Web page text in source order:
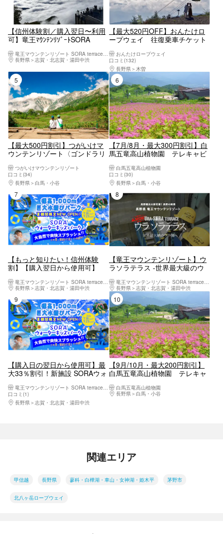
【信州体験割／購入翌日〜利用
可】竜王ﾏｳﾝﾃﾝﾘｿﾞｰﾄSORA
1日 11/8迄
長野県
志賀・北志賀・湯田中渋
【最大520円OFF】おんたけロ
ープウェイ 往復乗車チケット
換え）
おんたけロープウェイ
口コミ(132)
長野県
木曽
【最大500円割引】つがいけマ
ウンテンリゾート〈ゴンドラリ
料〉つがいけマウンテンリゾート
口コミ(34)
長野県
白馬・小谷
【7月/8月・最大300円割引】白
馬五竜高山植物園 テレキャビ
日フリー乗車）
白馬五竜高山植物園
口コミ(30)
長野県
白馬・小谷
7位
【もっと知りたい！信州体験
割】【購入翌日から使用可】
1日入場券 9月23日まで有効
竜王マウンテンリゾート SORA terrace（ソラテラス）
長野県
志賀・北志賀・湯田中渋
8位
【竜王マウンテンリゾート】ウ
ラソラテラス -世界最大級のウ
竜王マウンテンリゾート SORA terrace（ソラテラス）
長野県
志賀・北志賀・湯田中渋
9位
【購入日の翌日から使用可】最
大33％割引！新施設 SORAウォ
券
口コミ(1)
長野県
志賀・北志賀・湯田中渋
10位
【9月/10月・最大200円割引】
白馬五竜高山植物園 テレキャ
行日フリー乗車）
白馬五竜高山植物園
長野県
白馬・小谷
関連エリア
甲信越 長野県 蓼科・白樺湖・車山・女神湖・姫木平 茅野市
北八ヶ岳ロープウェイ